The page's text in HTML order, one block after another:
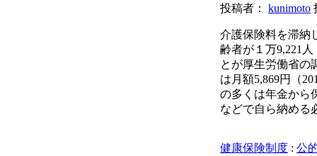
投稿者： kunimoto
介護保険料を滞納
齢者が１万9,221
とが厚生労働省の
は月額5,869円（
の多くは年金から
などで自ら納める
健康保険制度 : 公